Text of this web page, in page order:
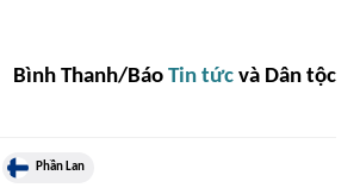
Bình Thanh/Báo Tin tức và Dân tộc
Phần Lan